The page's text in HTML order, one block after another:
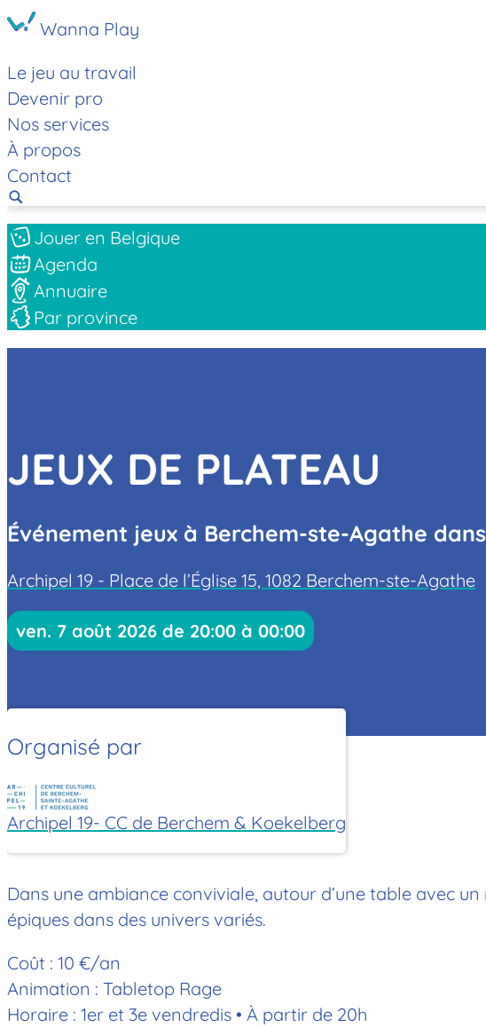
Wanna Play
Le jeu au travail
Devenir pro
Nos services
À propos
Contact
Jouer en Belgique
Agenda
Annuaire
Par province
JEUX DE PLATEAU
Événement jeux à Berchem-ste-Agathe
Archipel 19 - Place de l’Église 15, 1082 Berchem-ste-Agathe
ven. 7 août 2026 de 20:00 à 00:00
Organisé par
Archipel 19- CC de Berchem & Koekelberg
Dans une ambiance conviviale, autour d’une table avec
épiques dans des univers variés.
Coût : 10 €/an
Animation : Tabletop Rage
Horaire : 1er et 3e vendredis • À partir de 20h